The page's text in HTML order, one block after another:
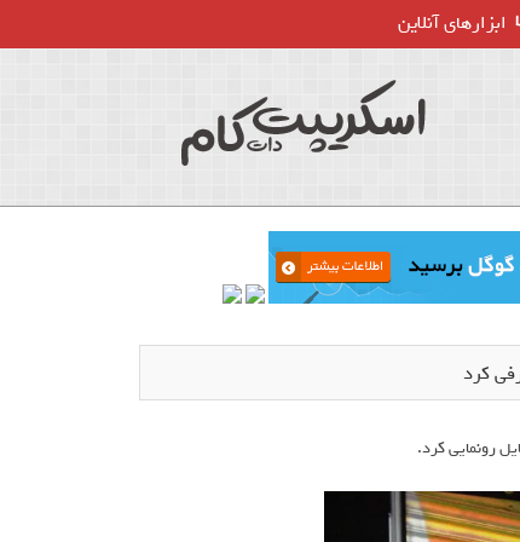
ابزارهای آنلاین